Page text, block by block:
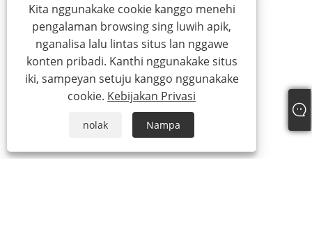
Kita nggunakake cookie kanggo menehi
pengalaman browsing sing luwih apik,
nganalisa lalu lintas situs lan nggawe
konten pribadi. Kanthi nggunakake situs
iki, sampeyan setuju kanggo nggunakake
cookie. Kebijakan Privasi
nolak Nampa